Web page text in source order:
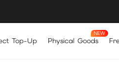
Top-Up Physical Goods